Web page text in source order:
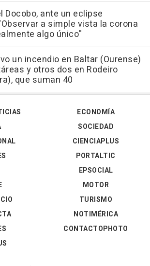
Docobo, ante un eclipse
a simple vista la corona
algo único"
un incendio en Baltar (Ourense)
y otros dos en Rodeiro
que suman 40
ECONOMÍA
SOCIEDAD
CIENCIAPLUS
PORTALTIC
EPSOCIAL
MOTOR
TURISMO
NOTIMÉRICA
CONTACTOPHOTO